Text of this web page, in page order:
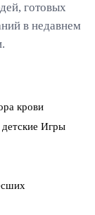
готовых
в недавнем
крови
Игры